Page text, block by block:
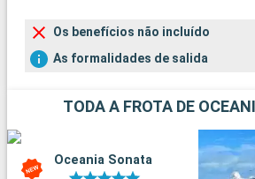
Os benefícios não incluído
As formalidades de salida
TODA A FROTA DE
Oceania Sonata